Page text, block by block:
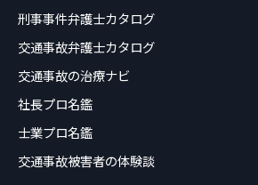
刑事事件弁護士カタログ
交通事故弁護士カタログ
交通事故の治療ナビ
社長プロ名鑑
士業プロ名鑑
交通事故被害者の体験談